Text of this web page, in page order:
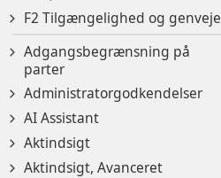
F2 Tilgængelighed og genveje
Adgangsbegrænsning på
parter
Administratorgodkendelser
AI Assistant
Aktindsigt
Aktindsigt, Avanceret